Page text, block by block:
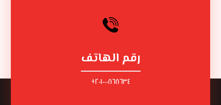
رقم الهاتف
٢٠١٠٠٠٨٦٨٦٣٤+